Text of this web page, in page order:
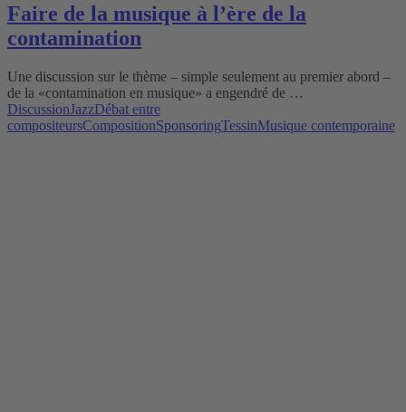
Faire de la musique à l’ère de la
contamination
Une discussion sur le thème – simple seulement au premier abord –
de la «contamination en musique» a engendré de …
DiscussionJazzDébat entre
compositeursCompositionSponsoringTessinMusique contemporaine